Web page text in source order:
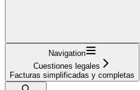
Navigation
Cuestiones legales
Facturas simplificadas y completas